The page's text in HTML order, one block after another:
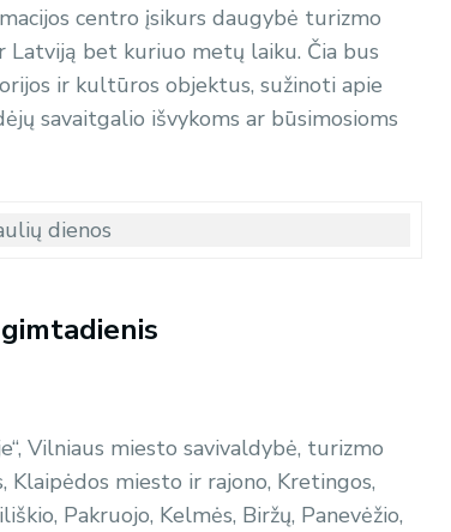
centro įsikurs daugybė turizmo
bet kuriuo metų laiku. Čia bus
ir kultūros objektus, sužinoti apie
savaitgalio išvykoms ar būsimosioms
Vilniaus miesto savivaldybė, turizmo
Klaipėdos miesto ir rajono, Kretingos,
Pakruojo, Kelmės, Biržų, Panevėžio,